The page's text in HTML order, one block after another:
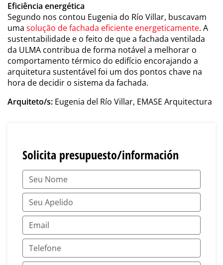
Eficiência energética
Segundo nos contou Eugenia do Río Villar, buscavam
uma solução de fachada eficiente energeticamente. A
sustentabilidade e o feito de que a fachada ventilada
da ULMA contribua de forma notável a melhorar o
comportamento térmico do edifício encorajando a
arquitetura sustentável foi um dos pontos chave na
hora de decidir o sistema da fachada.
Arquiteto/s: Eugenia del Río Villar, EMASE Arquitectura
Solicita presupuesto/información